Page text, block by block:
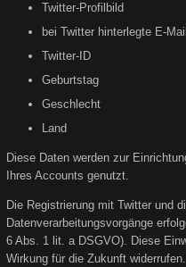
Twitter-Profilbild
bei Twitter hinterlegte E-
Twitter-ID
Geburtstag
Geschlecht
Land
Diese Daten werden zur
Ihres Accounts genutzt.
Die Registrierung mit Twitter und
Datenverarbeitungsvorgänge
6 Abs. 1 lit. a DSGVO). Diese
Wirkung für die Zukunft widerrufen.